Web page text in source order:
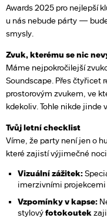
Awards 2025 pro nejlepší
u nás nebude párty —
smysly.
Zvuk, kterému se nic
Máme nejpokročilejší
Soundscape. Přes čtyřicet
prostorovým zvukem, ve
kdekoliv. Tohle nikde jinde
Tvůj letní checklist
Víme, že party není jen o
které zajistí výjimečné
Vizuální zážitek:
imerzivními projekcemi
Vzpomínky v kapse:
stylovýfotokoutek